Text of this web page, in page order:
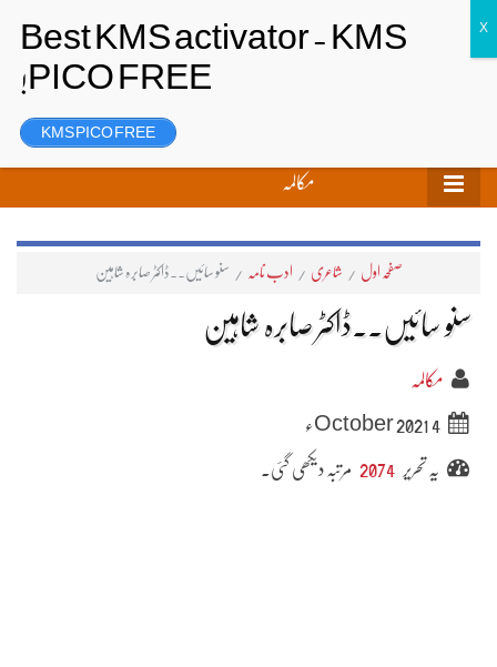
رجسٹر
مکالمہ
صفحہ اول / شاعری / ادب نامہ / سنو سائیں۔۔ڈاکٹر صابرہ شاہین
سنو سائیں۔۔ڈاکٹر صابرہ شاہین
مکالمہ
4 October 2021ء
یہ تحریر 2074 مرتبہ دیکھی گئی۔
KMS PICO FREE